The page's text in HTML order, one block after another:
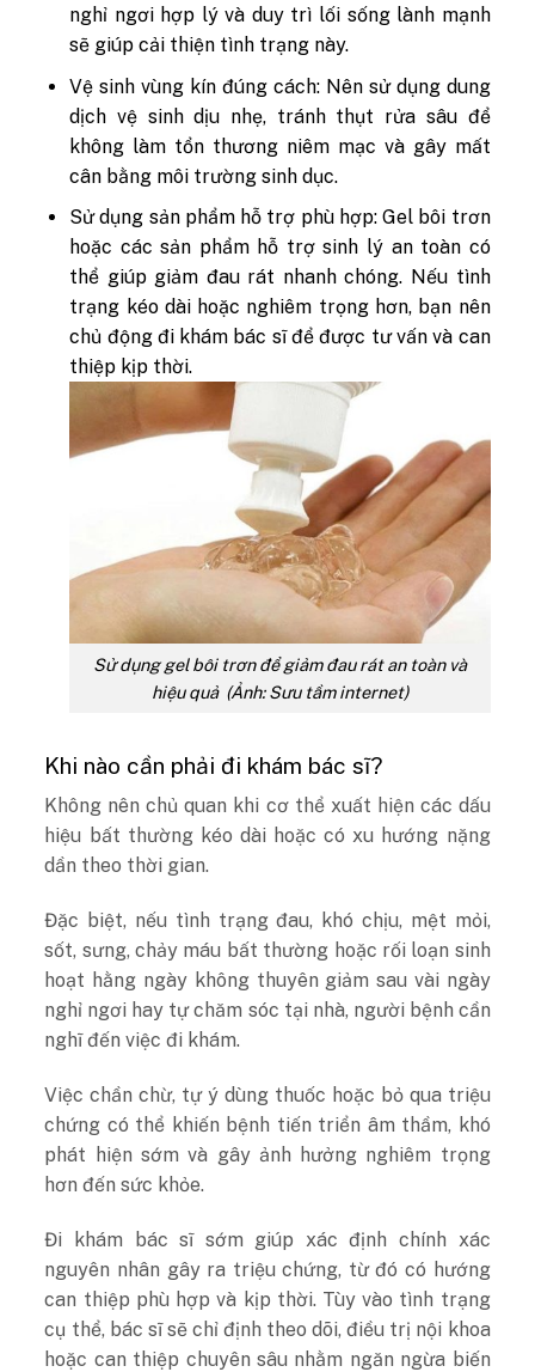
nghỉ ngơi hợp lý và duy trì lối sống lành mạnh
sẽ giúp cải thiện tình trạng này.
Vệ sinh vùng kín đúng cách: Nên sử dụng dung
dịch vệ sinh dịu nhẹ, tránh thụt rửa sâu để
không làm tổn thương niêm mạc và gây mất
cân bằng môi trường sinh dục.
Sử dụng sản phẩm hỗ trợ phù hợp: Gel bôi trơn
hoặc các sản phẩm hỗ trợ sinh lý an toàn có
thể giúp giảm đau rát nhanh chóng. Nếu tình
trạng kéo dài hoặc nghiêm trọng hơn, bạn nên
chủ động đi khám bác sĩ để được tư vấn và can
thiệp kịp thời.
Sử dụng gel bôi trơn để giảm đau rát an toàn và
hiệu quả (Ảnh: Sưu tầm internet)
Khi nào cần phải đi khám bác sĩ?
Không nên chủ quan khi cơ thể xuất hiện các dấu
hiệu bất thường kéo dài hoặc có xu hướng nặng
dần theo thời gian.
Đặc biệt, nếu tình trạng đau, khó chịu, mệt mỏi,
sốt, sưng, chảy máu bất thường hoặc rối loạn sinh
hoạt hằng ngày không thuyên giảm sau vài ngày
nghỉ ngơi hay tự chăm sóc tại nhà, người bệnh cần
nghĩ đến việc đi khám.
Việc chần chừ, tự ý dùng thuốc hoặc bỏ qua triệu
chứng có thể khiến bệnh tiến triển âm thầm, khó
phát hiện sớm và gây ảnh hưởng nghiêm trọng
hơn đến sức khỏe.
Đi khám bác sĩ sớm giúp xác định chính xác
nguyên nhân gây ra triệu chứng, từ đó có hướng
can thiệp phù hợp và kịp thời. Tùy vào tình trạng
cụ thể, bác sĩ sẽ chỉ định theo dõi, điều trị nội khoa
hoặc can thiệp chuyên sâu nhằm ngăn ngừa biến